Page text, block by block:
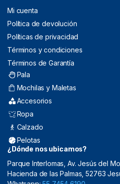
Mi cuenta
Política de devolución
Políticas de privacidad
Términos y condiciones
Términos de Garantía
Pala
Mochilas y Maletas
Accesorios
Ropa
Calzado
Pelotas
¿Dónde nos ubicamos?
Parque Interlomas, Av. Jesús del
Hacienda de las Palmas, 52763